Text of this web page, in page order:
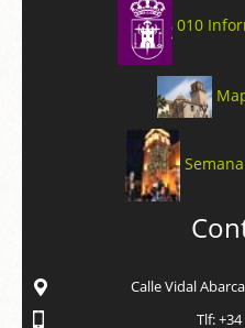
010
Calle Vidal
Tlf: